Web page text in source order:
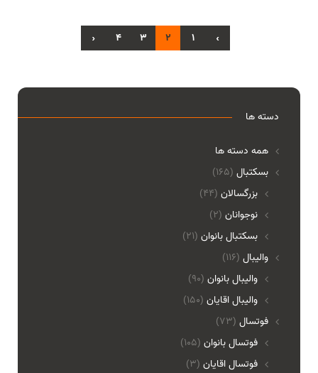
‹
1
2
3
4
›
دسته ها
همه دسته ها
(165) بسکتبال
بزرگسالان (44)
نوجوانان (2)
بسکتبال بانوان (21)
(116) والیبال
واليبال بانوان (90)
واليبال اقايان (150)
(73) فوتسال
فوتسال بانوان (105)
فوتسال اقايان (3)